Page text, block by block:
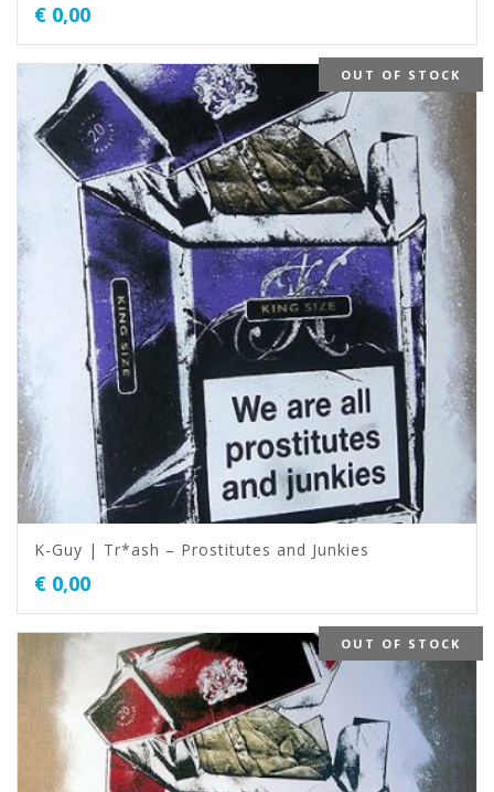
€ 0,00
OUT OF STOCK
K-Guy | Tr*ash – Prostitutes and Junkies
€ 0,00
OUT OF STOCK